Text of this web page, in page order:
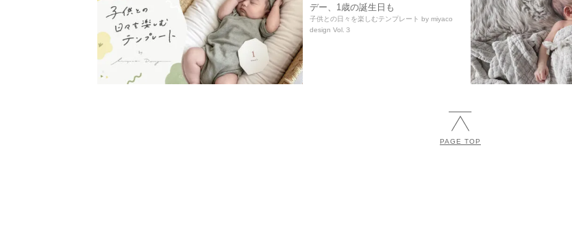
デー、1歳の誕生日も
子供との日々を楽しむテンプレート by miyaco
design Vol.３
PAGE TOP